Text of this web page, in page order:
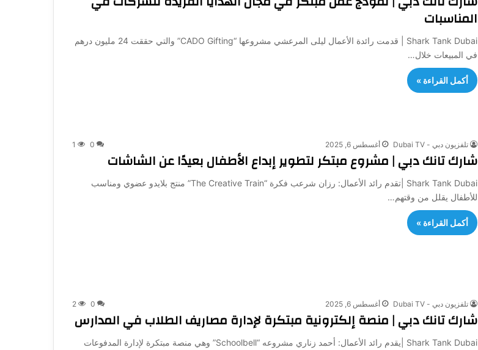
المناسبات
Shark Tank Dubai | قدمت رائدة الأعمال ليلى المرعشي مشروعها “CADO Gifting” والتي حققت 24 مليون درهم
في المبيعات خلال…
أكمل القراءة »
تلفزيون دبي - Dubai TV أغسطس 6, 2025 0
1
شارك تانك دبي | مشروع مبتكر لتطوير إبداع الأطفال بعيدًا عن الشاشات
Shark Tank Dubai |تقدم رائد الأعمال: رزان شرعب فكرة “The Creative Train” منتج بلايدو عضوي ومناسب
للأطفال يقلل من وقتهم…
أكمل القراءة »
تلفزيون دبي - Dubai TV أغسطس 6, 2025 0
2
شارك تانك دبي | منصة إلكترونية مبتكرة لإدارة مصاريف الطلاب في المدارس
Shark Tank Dubai |يقدم رائد الأعمال: أحمد زناري مشروعه “Schoolbell” وهي منصة مبتكرة لإدارة المدفوعات